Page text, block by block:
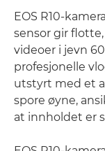
EOS R10-
sensor gir
videoer i jevn
profesjonelle
utstyrt med et
spore øyne,
at innholdet er